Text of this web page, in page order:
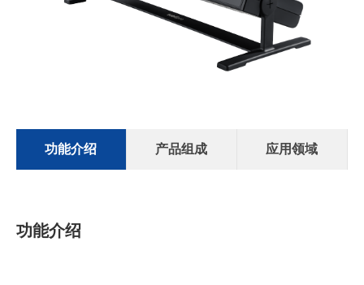
功能介绍 产品组成 应用领域
功能介绍